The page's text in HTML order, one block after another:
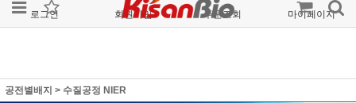
로그인 회원가입 주문조회 마이페이지
공전별배지 > 수질공정 NIER